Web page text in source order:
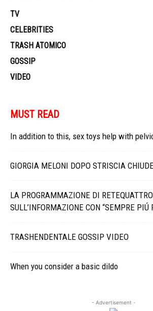
TV
CELEBRITIES
TRASH ATOMICO
GOSSIP
VIDEO
MUST READ
In addition to this, sex toys help with
GIORGIA MELONI DOPO STRISCIA
LA PROGRAMMAZIONE DI
SULL’INFORMAZIONE CON “SEMPRE PIÚ
TRASHENDENTALE GOSSIP VIDEO
When you consider a basic dildo
- Advertisement -